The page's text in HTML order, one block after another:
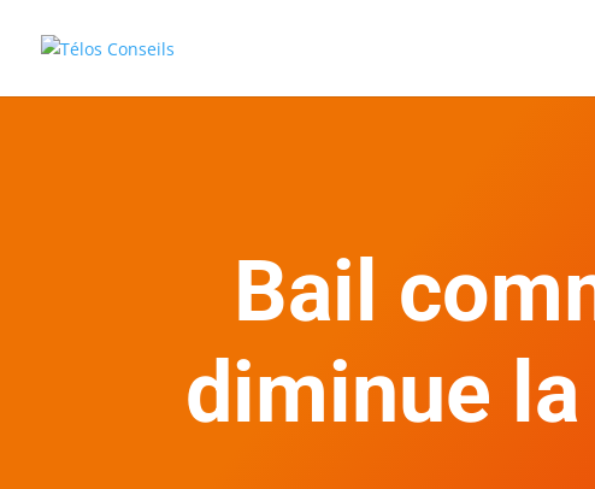
Bail
diminue